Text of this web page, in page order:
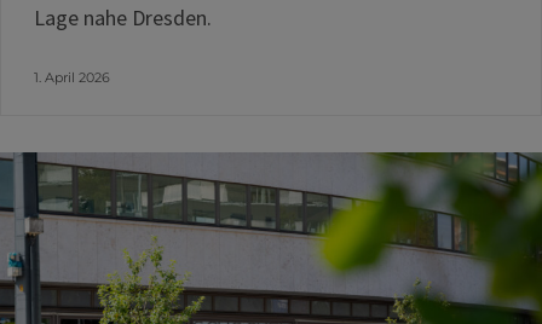
Lage nahe Dresden.
1. April 2026